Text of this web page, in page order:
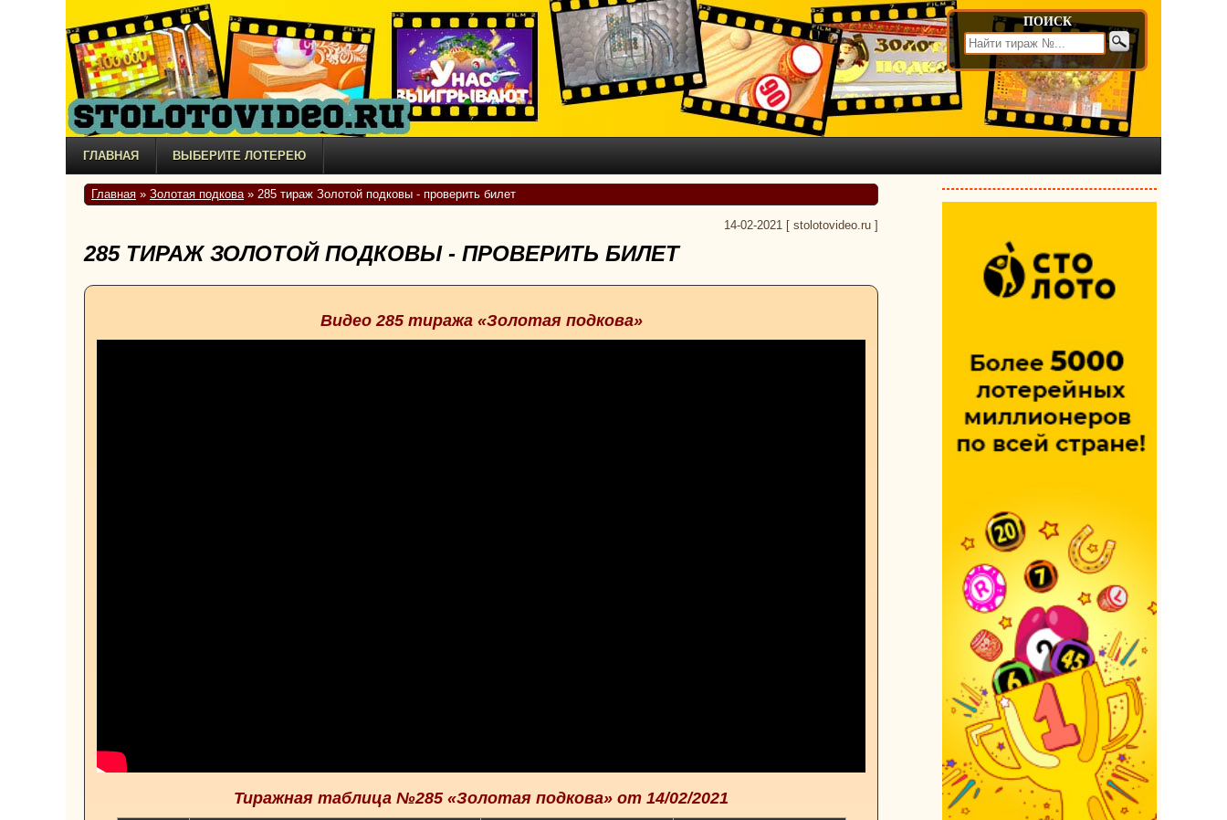
ПОИСК
ГЛАВНАЯ ВЫБЕРИТЕ ЛОТЕРЕЮ
Главная » Золотая подкова» 285 тираж Золотой подковы - проверить билет
14-02-2021 stolotovideo.ru
285 ТИРАЖ ЗОЛОТОЙ ПОДКОВЫ - ПРОВЕРИТЬ БИЛЕТ
Видео 285 тиража «Золотая подкова»
Тиражная таблица №285 «Золотая подкова» от 14/02/2021